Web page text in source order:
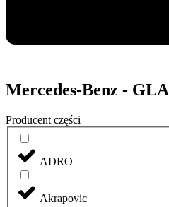
Mercedes-Benz - GLA
Producent części
ADRO
Akrapovic